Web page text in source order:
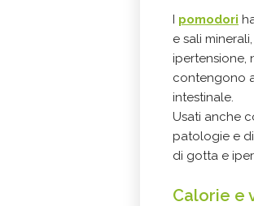
I pomodori
e sali minerali,
ipertensione,
contengono
intestinale.
Usati anche
patologie e
di gotta e
Calorie e